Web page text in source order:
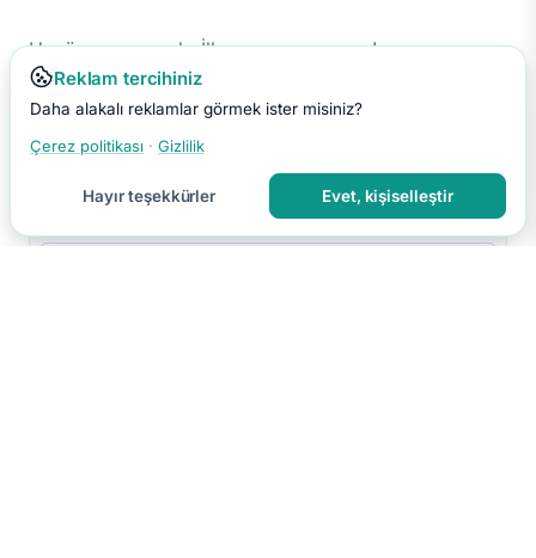
Henüz yorum yok. İlk yorumu sen yap!
Reklam tercihiniz
Daha alakalı reklamlar görmek ister misiniz?
Çerez politikası · Gizlilik
Hayır teşekkürler Evet, kişiselleştir